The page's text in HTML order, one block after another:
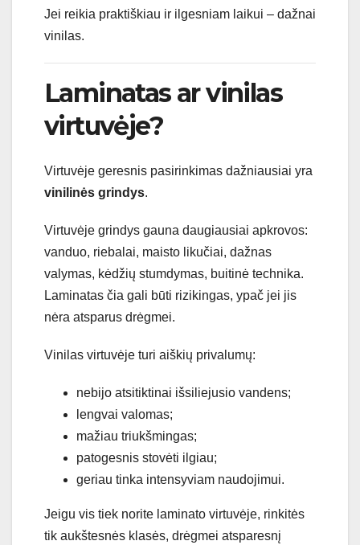
Jei reikia praktiškiau ir ilgesniam laikui – dažnai
vinilas.
Laminatas ar vinilas
virtuvėje?
Virtuvėje geresnis pasirinkimas dažniausiai yra
vinilinės grindys.
Virtuvėje grindys gauna daugiausiai apkrovos:
vanduo, riebalai, maisto likučiai, dažnas
valymas, kėdžių stumdymas, buitinė technika.
Laminatas čia gali būti rizikingas, ypač jei jis
nėra atsparus drėgmei.
Vinilas virtuvėje turi aiškių privalumų:
nebijo atsitiktinai išsiliejusio vandens;
lengvai valomas;
mažiau triukšmingas;
patogesnis stovėti ilgiau;
geriau tinka intensyviam naudojimui.
Jeigu vis tiek norite laminato virtuvėje, rinkitės
tik aukštesnės klasės, drėgmei atsparesnį